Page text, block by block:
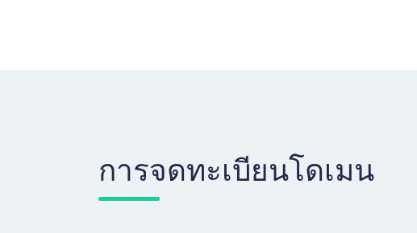
การจดทะเบียนโดเมน